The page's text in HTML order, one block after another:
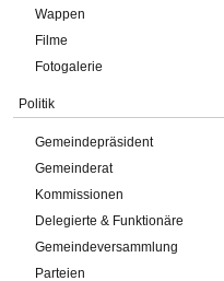
Wappen
Filme
Fotogalerie
Politik
Gemeindepräsident
Gemeinderat
Kommissionen
Delegierte & Funktionäre
Gemeindeversammlung
Parteien